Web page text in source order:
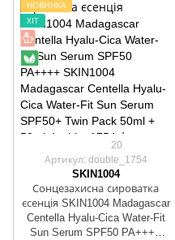
НОВИНКА
ХІТ
20
Артикул: double_1754
SKIN1004
Сонцезахисна сироватка
єсенція SKIN1004 Madagascar
Centella Hyalu-Cica Water-Fit
Sun Serum SPF50 PA++++